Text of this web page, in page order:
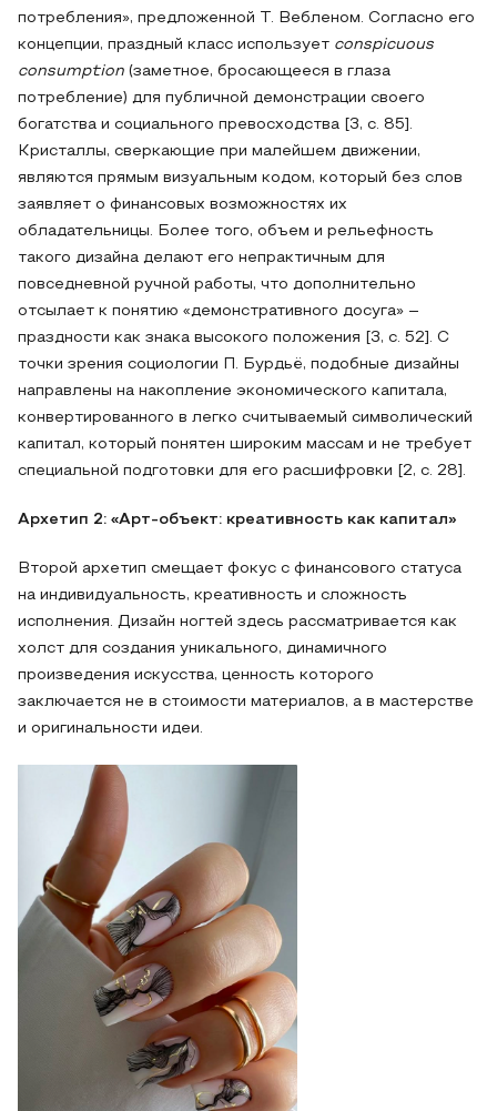
потребления», предложенной Т. Вебленом. Согласно его
концепции, праздный класс использует conspicuous
consumption (заметное, бросающееся в глаза
потребление) для публичной демонстрации своего
богатства и социального превосходства [3, с. 85].
Кристаллы, сверкающие при малейшем движении,
являются прямым визуальным кодом, который без слов
заявляет о финансовых возможностях их
обладательницы. Более того, объем и рельефность
такого дизайна делают его непрактичным для
повседневной ручной работы, что дополнительно
отсылает к понятию «демонстративного досуга» –
праздности как знака высокого положения [3, с. 52]. С
точки зрения социологии П. Бурдьё, подобные дизайны
направлены на накопление экономического капитала,
конвертированного в легко считываемый символический
капитал, который понятен широким массам и не требует
специальной подготовки для его расшифровки [2, с. 28].
Архетип 2: «Арт-объект: креативность как капитал»
Второй архетип смещает фокус с финансового статуса
на индивидуальность, креативность и сложность
исполнения. Дизайн ногтей здесь рассматривается как
холст для создания уникального, динамичного
произведения искусства, ценность которого
заключается не в стоимости материалов, а в мастерстве
и оригинальности идеи.